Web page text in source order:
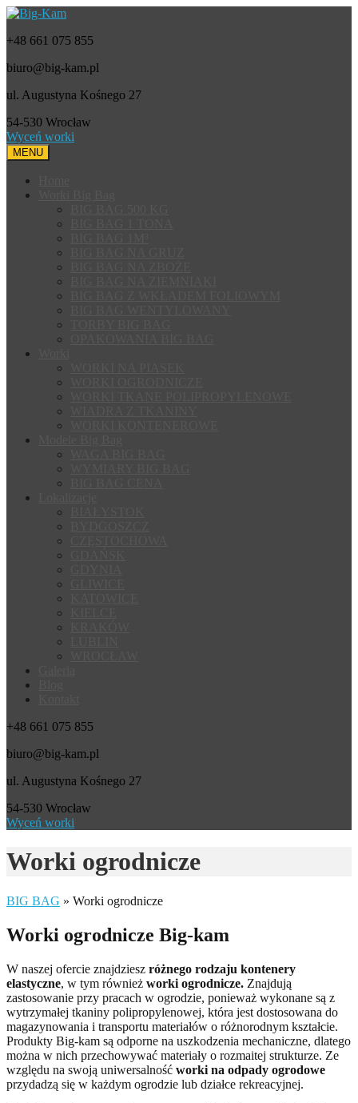
+48 661 075 855
biuro@big-kam.pl
ul. Augustyna Kośnego 27
54-530 Wrocław
Wyceń worki
MENU
+48 661 075 855
biuro@big-kam.pl
ul. Augustyna Kośnego 27
54-530 Wrocław
Wyceń worki
Worki ogrodnicze
BIG BAG » Worki ogrodnicze
Worki ogrodnicze Big-kam
W naszej ofercie znajdziesz różnego rodzaju kontenery
elastyczne, w tym również worki ogrodnicze. Znajdują
zastosowanie przy pracach w ogrodzie, ponieważ wykonane są z
wytrzymałej tkaniny polipropylenowej, która jest dostosowana do
magazynowania i transportu materiałów o różnorodnym kształcie.
Produkty Big-kam są odporne na uszkodzenia mechaniczne, dlatego
można w nich przechowywać materiały o rozmaitej strukturze. Ze
względu na swoją uniwersalność worki na odpady ogrodowe
przydadzą się w każdym ogrodzie lub działce rekreacyjnej.